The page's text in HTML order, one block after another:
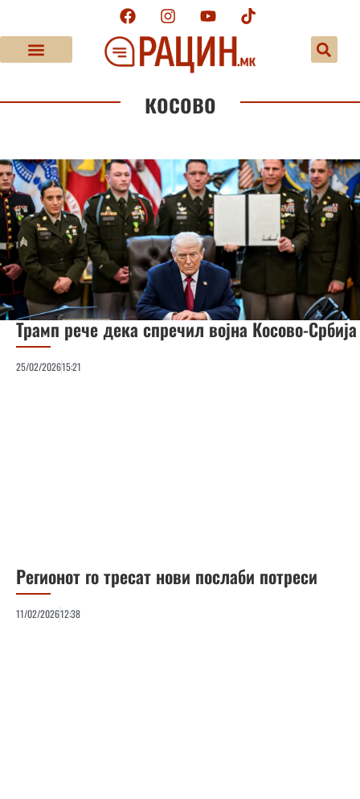
косово
Трамп рече дека спречил војна Косово-Србија
25/02/202615:21
Регионот го тресат нови послаби потреси
11/02/202612:38